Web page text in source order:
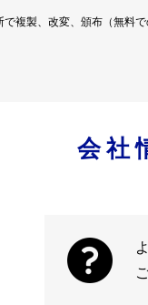
複製、改変、頒布（無料
会社